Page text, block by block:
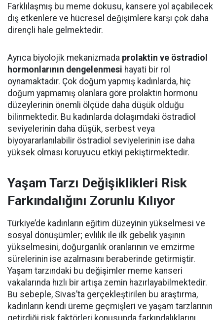
Farklılaşmış bu meme dokusu, kansere yol açabilecek
dış etkenlere ve hücresel değişimlere karşı çok daha
dirençli hale gelmektedir.
Ayrıca biyolojik mekanizmada prolaktin ve östradiol
hormonlarının dengelenmesi hayati bir rol
oynamaktadır. Çok doğum yapmış kadınlarda, hiç
doğum yapmamış olanlara göre prolaktin hormonu
düzeylerinin önemli ölçüde daha düşük olduğu
bilinmektedir. Bu kadınlarda dolaşımdaki östradiol
seviyelerinin daha düşük, serbest veya
biyoyararlanılabilir östradiol seviyelerinin ise daha
yüksek olması koruyucu etkiyi pekiştirmektedir.
Yaşam Tarzı Değişiklikleri Risk
Farkındalığını Zorunlu Kılıyor
Türkiye’de kadınların eğitim düzeyinin yükselmesi ve
sosyal dönüşümler; evlilik ile ilk gebelik yaşının
yükselmesini, doğurganlık oranlarının ve emzirme
sürelerinin ise azalmasını beraberinde getirmiştir.
Yaşam tarzındaki bu değişimler meme kanseri
vakalarında hızlı bir artışa zemin hazırlayabilmektedir.
Bu sebeple, Sivas’ta gerçekleştirilen bu araştırma,
kadınların kendi üreme geçmişleri ve yaşam tarzlarının
getirdiği risk faktörleri konusunda farkındalıklarını